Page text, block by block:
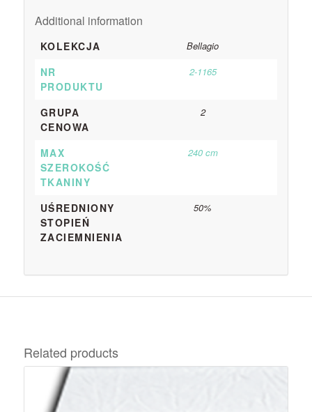
Additional information
KOLEKCJA Bellagio
NR
PRODUKTU
2-1165
GRUPA
CENOWA
2
MAX
SZEROKOŚĆ
TKANINY
240 cm
UŚREDNIONY
STOPIEŃ
ZACIEMNIENIA
50%
Related products